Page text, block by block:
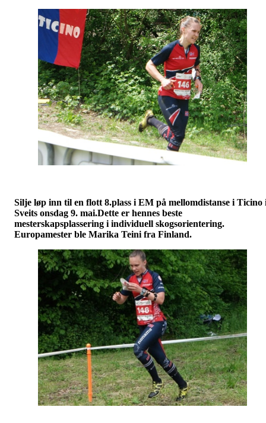
Silje løp inn til en flott 8.plass i EM på mellomdistanse i Ticino
Sveits onsdag 9. mai.Dette er hennes beste
mesterskapsplassering i individuell skogsorientering.
Europamester ble Marika Teini fra Finland.